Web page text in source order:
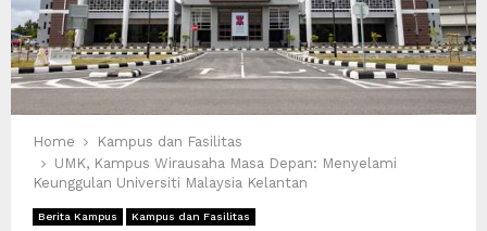
Home
Kampus dan Fasilitas
UMK, Kampus Wirausaha Masa Depan: Menyelami
Keunggulan Universiti Malaysia Kelantan
Berita Kampus Kampus dan Fasilitas